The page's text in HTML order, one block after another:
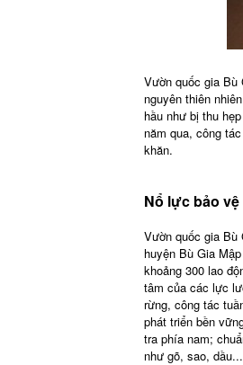
Vườn quốc gia Bù
nguyên thiên
hầu như bị thu
năm qua, công
khăn.
Nổ lực bảo
Vườn quốc gia Bù
huyện Bù Gia
khoảng 300 lao
tâm của các lực
rừng, công tác
phát triển bền
tra phía nam;
như gõ, sao,